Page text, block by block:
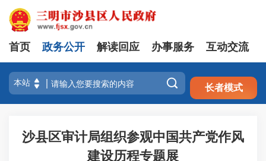
注册 登录
首页 政务公开 解读回应 办事服务 互动交流
 长者模式
沙县区审计局组织参观中国共产党作风
建设历程专题展